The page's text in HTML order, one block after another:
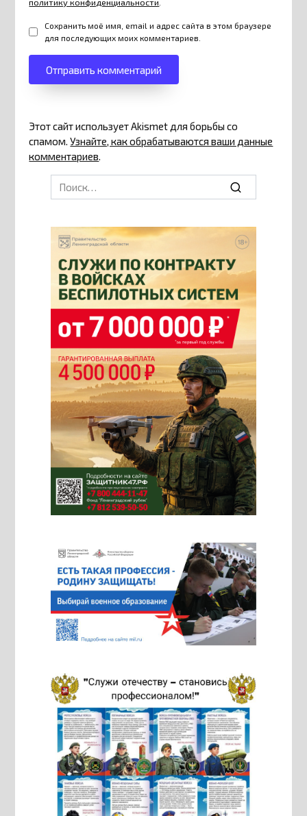
политику конфиденциальности.
Сохранить моё имя, email и адрес сайта в этом браузере
для последующих моих комментариев.
Этот сайт использует Akismet для борьбы со
спамом.Узнайте, как обрабатываются ваши данные
комментариев.
Search
for: